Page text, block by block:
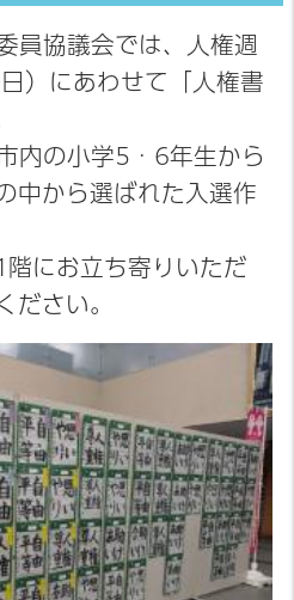
員協議会では、人権週
）にあわせて「人権書
内の小学5・6年生から
中から選ばれた入選作
にお立ち寄りいただ
ださい。